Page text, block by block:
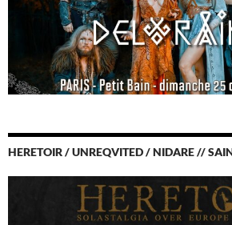
HERETOIR / UNREQVITED / NIDARE //